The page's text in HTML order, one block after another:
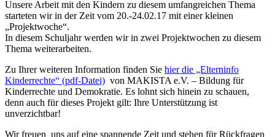
Unsere Arbeit mit den Kindern zu diesem umfangreichen Thema
starteten wir in der Zeit vom 20.-24.02.17 mit einer kleinen
„Projektwoche“.
In diesem Schuljahr werden wir in zwei Projektwochen zu diesem
Thema weiterarbeiten.
Zu Ihrer weiteren Information finden Sie hier die „Elterninfo
Kinderrechte“ (pdf-Datei) von MAKISTA e.V. – Bildung für
Kinderrechte und Demokratie. Es lohnt sich hinein zu schauen,
denn auch für dieses Projekt gilt: Ihre Unterstützung ist
unverzichtbar!
Wir freuen uns auf eine spannende Zeit und stehen für Rückfragen